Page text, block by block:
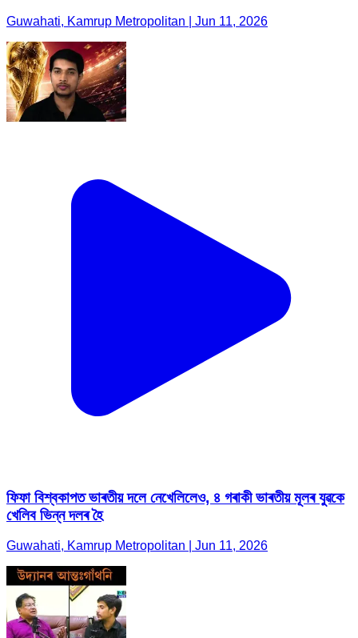
Guwahati, Kamrup Metropolitan | Jun 11, 2026
ফিফা বিশ্বকাপত ভাৰতীয় দলে নেখেলিলেও, ৪ গৰাকী ভাৰতীয় মূলৰ যুৱকে
খেলিব ভিন্ন দলৰ হৈ
Guwahati, Kamrup Metropolitan | Jun 11, 2026